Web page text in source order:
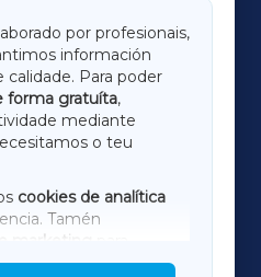
por profesionais,
información
calidade. Para poder
forma gratuíta,
mediante
o teu
cookies de analítica
Tamén
marketing
terceiros.